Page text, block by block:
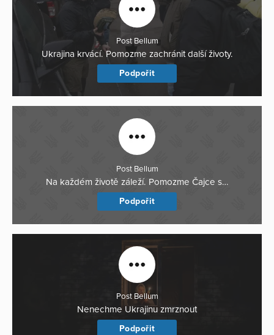
Post Bellum
Ukrajina krvácí. Pomozme zachránit další životy.
Podpořit
Post Bellum
Na každém životě záleží. Pomozme Čajce s…
Podpořit
Post Bellum
Nenechme Ukrajinu zmrznout
Podpořit